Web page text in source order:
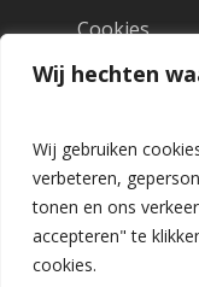
Wij hechten
Wij gebruiken
verbeteren,
tonen en ons
accepteren" te
cookies.
Cookies